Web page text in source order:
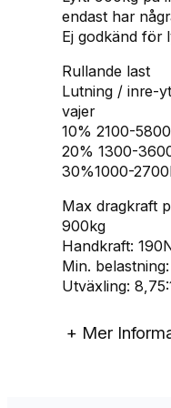
-
K
9
0
1
P
l
u
1
0
m
b
a
d
endast har
Ej godkänd för
Rullande last
Lutning / inre-
vajer
10% 2100-
20% 1300-
30%1000-
Max dragkraft
900kg
Handkraft:
Min.
Utväxling:
+ Mer